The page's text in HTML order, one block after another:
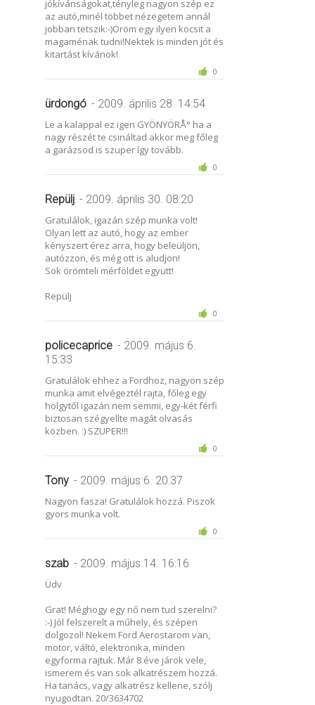
jókívánságokat,tényleg nagyon szép ez
az autó,minél többet nézegetem annál
jobban tetszik:-)Öröm egy ilyen kocsit a
magaménak tudni!Nektek is minden jót és
kitartást kívánok!
0
ürdongó - 2009. április 28. 14:54
Le a kalappal ez igen GYÖNYÖRÅ° ha a
nagy részét te csináltad akkor meg főleg
a garázsod is szuper így tovább.
0
Repülj - 2009. április 30. 08:20
Gratulálok, igazán szép munka volt!
Olyan lett az autó, hogy az ember
kényszert érez arra, hogy beleüljön,
autózzon, és még ott is aludjon!
Sok örömteli mérföldet együtt!
Repülj
0
policecaprice - 2009. május 6.
15:33
Gratulálok ehhez a Fordhoz, nagyon szép
munka amit elvégeztél rajta, főleg egy
hölgytől igazán nem semmi, egy-két férfi
biztosan szégyellte magát olvasás
közben. :) SZUPER!!!
0
Tony - 2009. május 6. 20:37
Nagyon fasza! Gratulálok hozzá. Piszok
gyors munka volt.
0
szab - 2009. május 14. 16:16
Üdv
Grat! Méghogy egy nő nem tud szerelni?
:-) Jól felszerelt a műhely, és szépen
dolgozol! Nekem Ford Aerostarom van,
motor, váltó, elektronika, minden
egyforma rajtuk. Már 8 éve járok vele,
ismerem és van sok alkatrészem hozzá.
Ha tanács, vagy alkatrész kellene, szólj
nyugodtan. 20/3634702